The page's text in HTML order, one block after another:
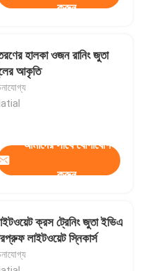
করুন
হালকা ওজন রানিং জুতা
আকৃতি
আমাদের সাথে যোগাযোগ
করুন
ক্রস ট্রেনিং জুতা ইভিএ
লাইটওয়েট স্নিকার্স